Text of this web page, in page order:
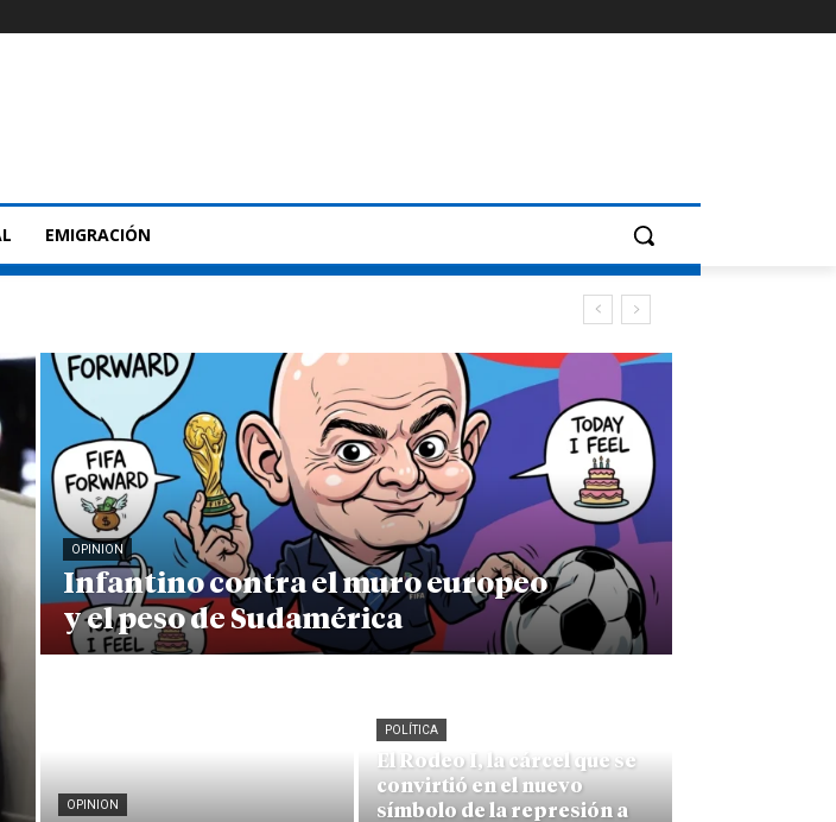
EMIGRACIÓN
OPINION
Infantino contra el muro europeo
y el peso de Sudamérica
OPINION
POLÍTICA
El Rodeo I, la cárcel que se
convirtió en el nuevo
símbolo de la represión a